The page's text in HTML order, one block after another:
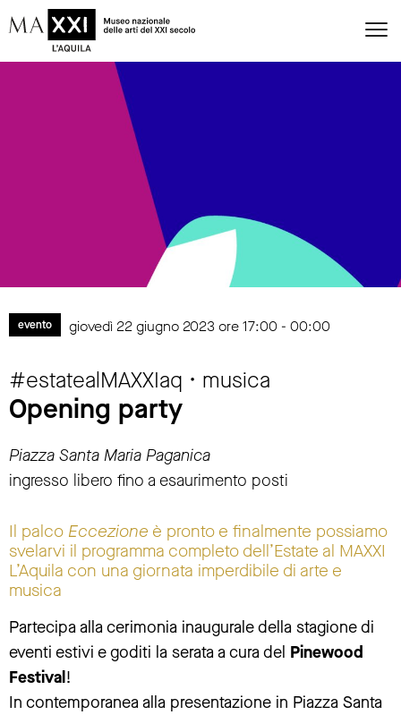
evento giovedì 22 giugno 2023 ore 17:00 - 00:00
#estatealMAXXIaq • musica
Opening party
Piazza Santa Maria Paganica
ingresso libero fino a esaurimento posti
Il palco Eccezione è pronto e finalmente possiamo
svelarvi il programma completo dell’Estate al MAXXI
L’Aquila con una giornata imperdibile di arte e
musica
Partecipa alla cerimonia inaugurale della stagione di
eventi estivi e goditi la serata a cura del Pinewood
Festival!
In contemporanea alla presentazione in Piazza Santa